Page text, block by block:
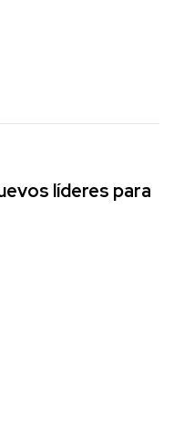
líderes para